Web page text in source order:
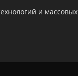
и массовых